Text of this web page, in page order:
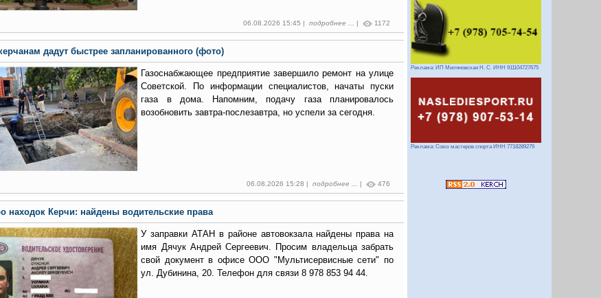
06.08.2026 15:45 | подробнее ... | 1172
дадут быстрее запланированного (фото)
Газоснабжающее предприятие завершило ремонт на улице
Советской. По информации специалистов, начаты пуски
газа в дома. Напомним, подачу газа планировалось
возобновить завтра-послезавтра, но успели за сегодня.
06.08.2026 15:28 | подробнее ... | 476
находок Керчи: найдены водительские права
У заправки АТАН в районе автовокзала найдены права на
имя Дячук Андрей Сергеевич. Просим владельца забрать
свой документ в офисе ООО "Мультисервисные сети" по
ул. Дубинина, 20. Телефон для связи 8 978 853 94 44.
Реклама: ИП Миляновская Н. С. ИНН 911104727675
Реклама: Союз мастеров спорта ИНН 7718289279